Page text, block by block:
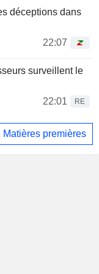
déceptions dans
22:07
surveillent le
22:01
RE
Matières premières